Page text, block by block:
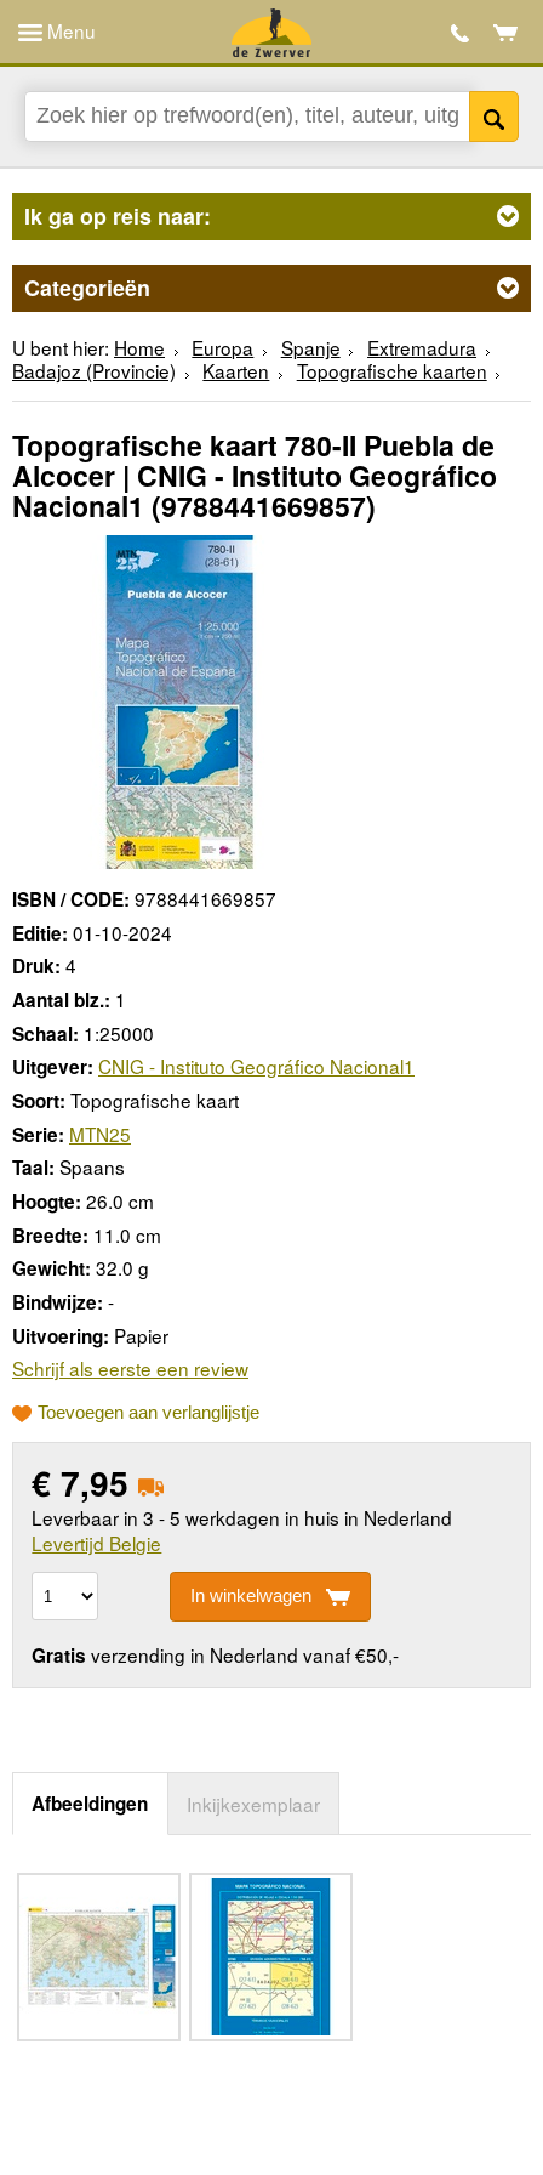
Menu
Ik ga op reis naar:
Categorieën
U bent hier: Home Europa Spanje
Extremadura
Badajoz (Provincie)
Kaarten Topografische kaarten
Topografische kaart 780-II Puebla de
Alcocer | CNIG - Instituto Geográfico
Nacional1 (9788441669857)
ISBN / CODE: 9788441669857
Editie: 01-10-2024
Druk: 4
Aantal blz.: 1
Schaal: 1:25000
Uitgever: CNIG - Instituto Geográfico Nacional1
Soort: Topografische kaart
Serie: MTN25
Taal: Spaans
Hoogte: 26.0 cm
Breedte: 11.0 cm
Gewicht: 32.0 g
Bindwijze: -
Uitvoering: Papier
Schrijf als eerste een review
Toevoegen aan verlanglijstje
€7,95
Leverbaar in 3 - 5 werkdagen in huis in Nederland
Levertijd Belgie
In winkelwagen
Gratis verzending in Nederland vanaf €50,-
Afbeeldingen Inkijkexemplaar